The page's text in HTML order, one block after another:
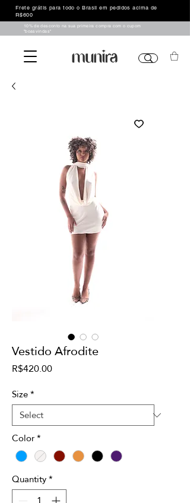
Frete grátis para todo o Brasil em pedidos acima de
R$600
10% de desconto na sua primeira compra com o cupom
"boasvindas"
Vestido Afrodite
R$420.00Price
Size*
Color*
Quantity*